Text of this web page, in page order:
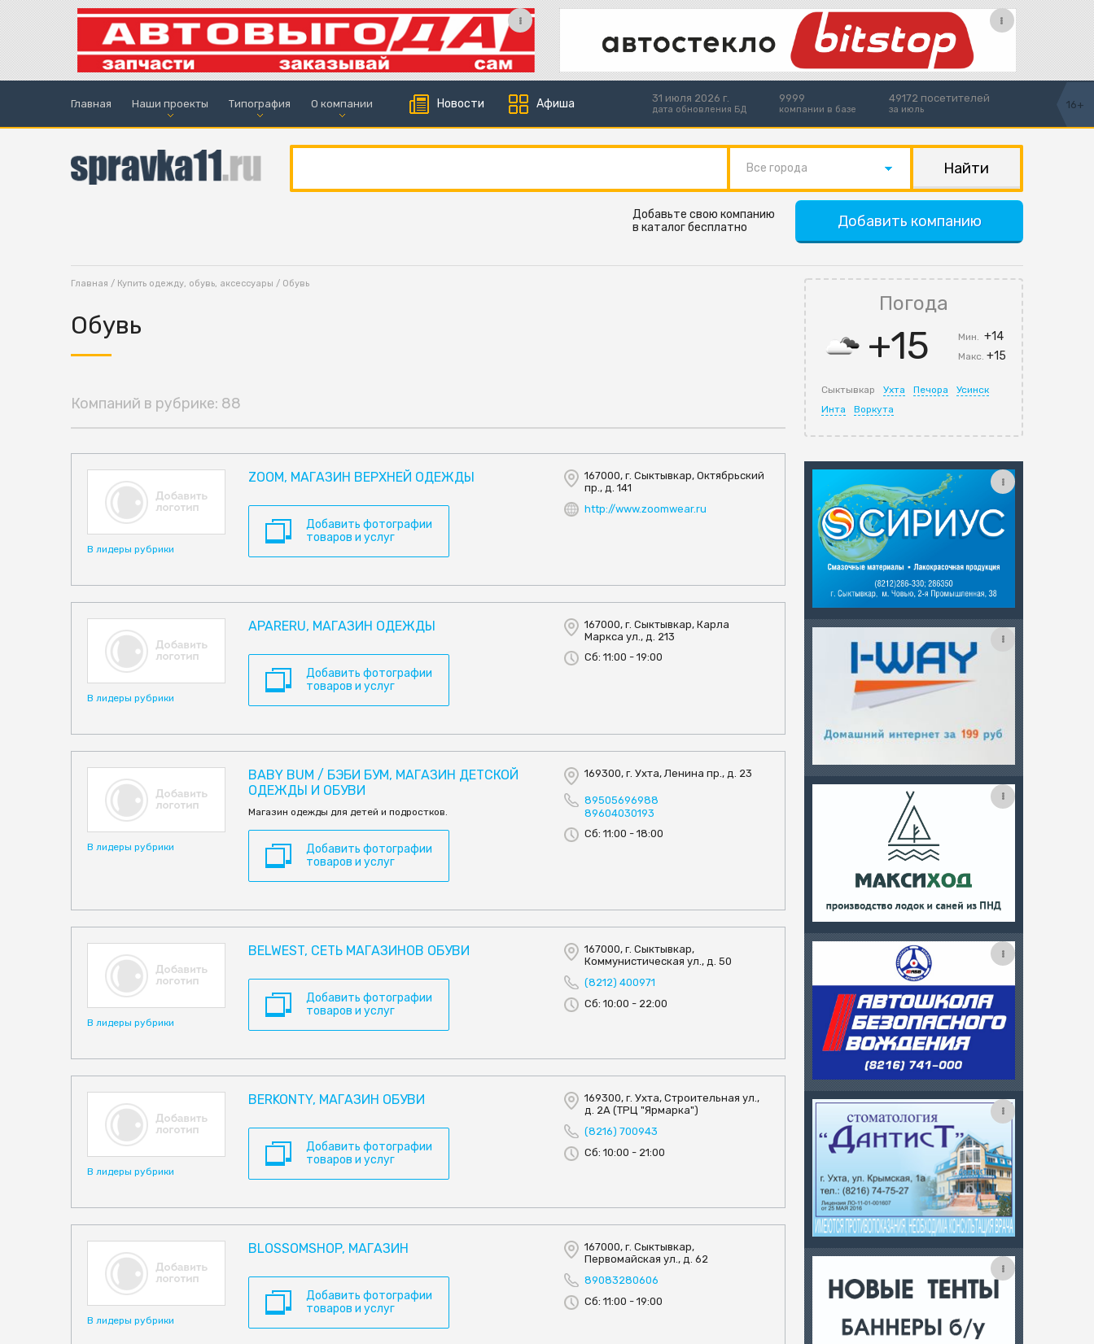
Главная Наши проекты Типография О компании Новости Афиша 31 июля 2026 г.
дата обновления БД
9999
компании в базе
49172 посетителей
за июль 16+
Все города
Добавить компанию
Добавьте свою компанию
в каталог бесплатно
Главная / Купить одежду, обувь, аксессуары / Обувь
Обувь
Компаний в рубрике: 88
В лидеры рубрики
ZOOM, МАГАЗИН ВЕРХНЕЙ ОДЕЖДЫ
Добавить фотографии
товаров и услуг
167000, г. Сыктывкар, Октябрьский
пр., д. 141
http://www.zoomwear.ru
В лидеры рубрики
APARERU, МАГАЗИН ОДЕЖДЫ
Добавить фотографии
товаров и услуг
167000, г. Сыктывкар, Карла
Маркса ул., д. 213
Сб: 11:00 - 19:00
В лидеры рубрики
BABY BUM / БЭБИ БУМ, МАГАЗИН ДЕТСКОЙ
ОДЕЖДЫ И ОБУВИ
Магазин одежды для детей и подростков.
Добавить фотографии
товаров и услуг
169300, г. Ухта, Ленина пр., д. 23
89505696988
89604030193
Сб: 11:00 - 18:00
В лидеры рубрики
BELWEST, СЕТЬ МАГАЗИНОВ ОБУВИ
Добавить фотографии
товаров и услуг
167000, г. Сыктывкар,
Коммунистическая ул., д. 50
(8212) 400971
Сб: 10:00 - 22:00
В лидеры рубрики
BERKONTY, МАГАЗИН ОБУВИ
Добавить фотографии
товаров и услуг
169300, г. Ухта, Строительная ул.,
д. 2А (ТРЦ "Ярмарка")
(8216) 700943
Сб: 10:00 - 21:00
В лидеры рубрики
BLOSSOMSHOP, МАГАЗИН
Добавить фотографии
товаров и услуг
167000, г. Сыктывкар,
Первомайская ул., д. 62
89083280606
Сб: 11:00 - 19:00
Погода
+15 Мин.+14
Макс.+15
Сыктывкар Ухта Печора
Усинск
Инта
Воркута